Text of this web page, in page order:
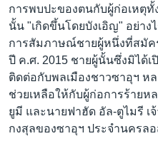
การพบปะของตนกับผู้ก่อเหตุ
นั้น "เกิดขึ้นโดยบังเอิญ" อย่าง
การสัมภาษณ์ชายผู้หนึ่งที่สมัค
ปี ค.ศ. 2015 ชายผู้นั้นซึ่งมิได้เ
ติดต่อกับพลเมืองชาวซาอุฯ ห
ช่วยเหลือให้กับผู้ก่อการร้ายห
ยูมี และนายฟาฮัด อัล-ตูไมรี เ
กงสุลของซาอุฯ ประจำนครล